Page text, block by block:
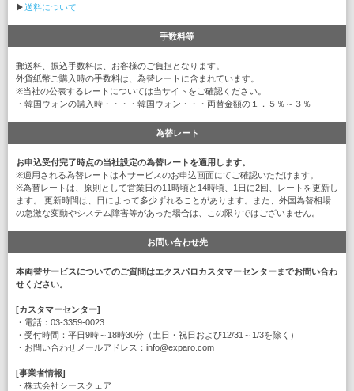
▶送料について
手数料等
郵送料、振込手数料は、お客様のご負担となります。
外貨紙幣ご購入時の手数料は、為替レートに含まれています。
※当社の公表するレートについては当サイトをご確認ください。
・韓国ウォンの購入時・・・・韓国ウォン・・・両替金額の１．５％～３％
為替レート
お申込受付完了時点の当社設定の為替レートを適用します。
※適用される為替レートは本サービスのお申込画面にてご確認いただけます。
※為替レートは、原則として営業日の11時頃と14時頃、1日に2回、レートを更新し
ます。 更新時間は、日によって多少ずれることがあります。また、外国為替相場
の急激な変動やシステム障害等があった場合は、この限りではございません。
お問い合わせ先
本両替サービスについてのご質問はエクスパロカスタマーセンターまでお問い合わ
せください。
[カスタマーセンター]
・電話：03-3359-0023
・受付時間：平日9時～18時30分（土日・祝日および12/31～1/3を除く）
・お問い合わせメールアドレス：info@exparo.com
[事業者情報]
・株式会社シースクェア